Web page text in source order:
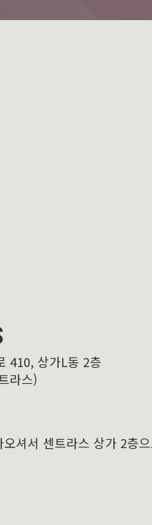
410, 상가L동 2층
라스)
셔서 센트라스 상가 2층